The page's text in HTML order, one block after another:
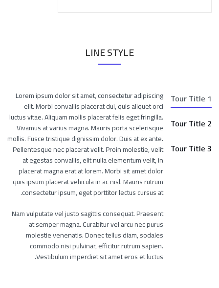
LINE STYLE
Tour Title 1
Tour Title 2
Tour Title 3
Lorem ipsum dolor sit amet, consectetur adipiscing
elit. Morbi convallis placerat dui, quis aliquet orci
luctus vitae. Aliquam mollis placerat felis eget fringilla.
Vivamus at varius magna. Mauris porta scelerisque
mollis. Fusce tristique dignissim dolor. Duis at ex ante.
Pellentesque nec placerat velit. Proin molestie, velit
at egestas convallis, elit nulla elementum velit, in
placerat magna erat at lorem. Morbi sit amet dolor
quis ipsum placerat vehicula in ac nisl. Mauris rutrum
consectetur ipsum, eget porttitor lectus cursus at.
Nam vulputate vel justo sagittis consequat. Praesent
at semper magna. Curabitur vel arcu nec purus
molestie venenatis. Donec tellus diam, sodales
commodo nisi pulvinar, efficitur rutrum sapien.
Vestibulum imperdiet sit amet eros et luctus.